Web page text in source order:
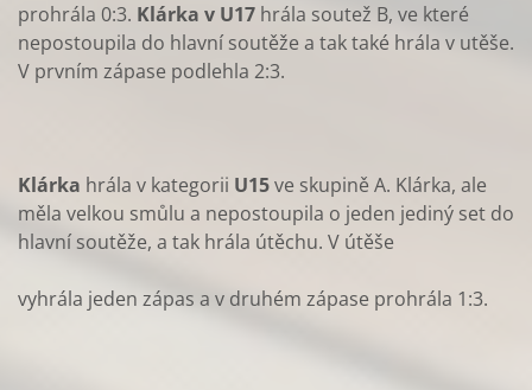
prohrála 0:3. Klárka v U17 hrála soutež B, ve které
nepostoupila do hlavní soutěže a tak také hrála v utěše.
V prvním zápase podlehla 2:3.
Klárka hrála v kategorii U15ve skupině A. Klárka, ale
měla velkou smůlu a nepostoupila o jeden jediný set do
hlavní soutěže, a tak hrála útěchu. V útěše
vyhrála jeden zápas a v druhém zápase prohrála 1:3.